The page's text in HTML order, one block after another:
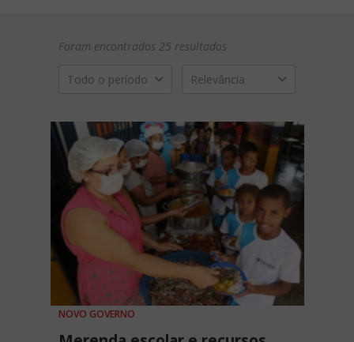
Foram encontrados 25 resultados
Todo o período Relevância
NOVO GOVERNO